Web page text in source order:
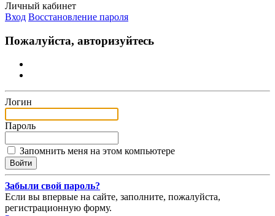
Личный кабинет
Вход Восстановление пароля
Пожалуйста, авторизуйтесь
Логин
Пароль
Запомнить меня на этом компьютере
Забыли свой пароль?
Если вы впервые на сайте, заполните, пожалуйста,
регистрационную форму.